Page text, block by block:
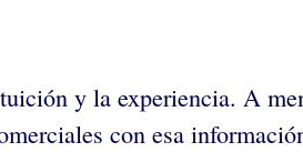
y la experiencia. A
con esa